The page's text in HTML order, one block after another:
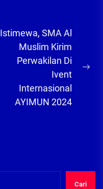
Istimewa, SMA Al
Muslim Kirim
Perwakilan Di
Ivent
Internasional
AYIMUN 2024
Cari